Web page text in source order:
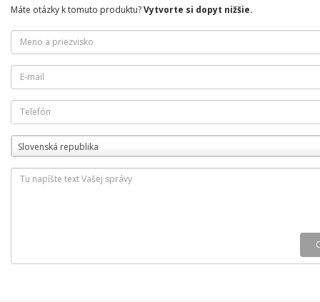
Máte otázky k tomuto produktu?Vytvorte si dopyt nižšie.
Slovenská republika